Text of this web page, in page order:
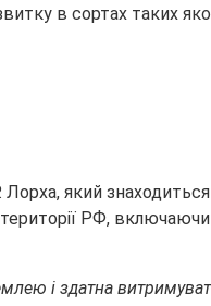
в сортах таких
Лорха, який
РФ, включаючи
і здатна